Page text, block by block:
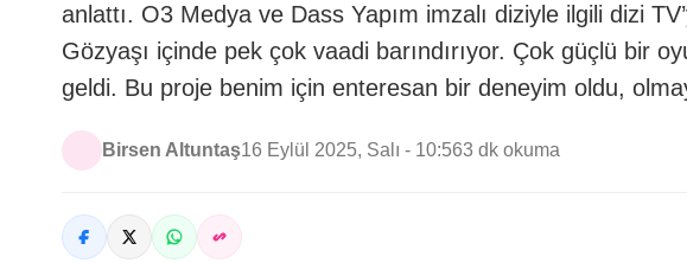
anlattı. O3 Medya ve Dass Yapım imzalı diziyle ilgili dizi
Gözyaşı içinde pek çok vaadi barındırıyor. Çok güçlü bir
geldi. Bu proje benim için enteresan bir deneyim oldu,
Birsen Altuntaş16 Eylül 2025, Salı - 10:563 dk okuma